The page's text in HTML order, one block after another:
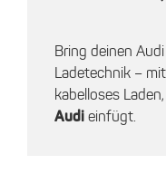
Bring deinen
Ladetechnik –
kabelloses
Audi einfügt.